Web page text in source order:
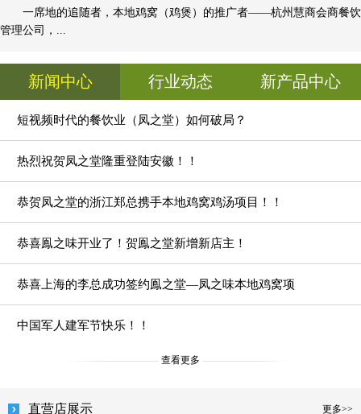
一席地的追随者，本地鸡窝（鸡煲）的推广者——杭州慧商会商餐饮
管理公司，...
新闻中心 行业动态 新产品中心
短视频时代的餐饮业（凤之堂）如何破局？
热烈祝贺凤之堂隆重登陆安徽！！
恭贺凤之堂的浙江郑总携手本地鸡窝鸡汤项目！！
恭喜鳯之味开业了！贺鳯之堂新增新店主！
恭喜上海的李总成功签约鳯之堂—凤之味本地鸡窝项
目！！
中国军人建军节快乐！！
查看更多
更多>>
直营店展示